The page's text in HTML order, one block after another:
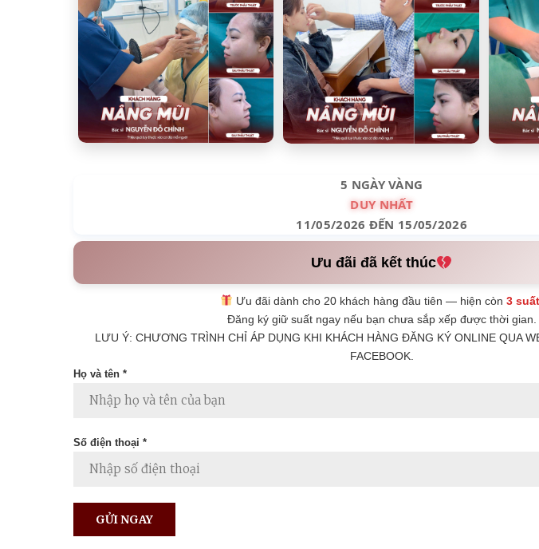
5 NGÀY VÀNG
DUY NHẤT
11/05/2026 ĐẾN 15/05/2026
Ưu đãi đã kết thúc
Ưu đãi dành cho 20 khách hàng đầu tiên — hiện còn3 suất
Đăng ký giữ suất ngay nếu bạn chưa sắp xếp được thời gian.
LƯU Ý: CHƯƠNG TRÌNH CHỈ ÁP DỤNG KHI KHÁCH HÀNG ĐĂNG KÝ ONLINE QUA
FACEBOOK.
Họ và tên *
Số điện thoại *